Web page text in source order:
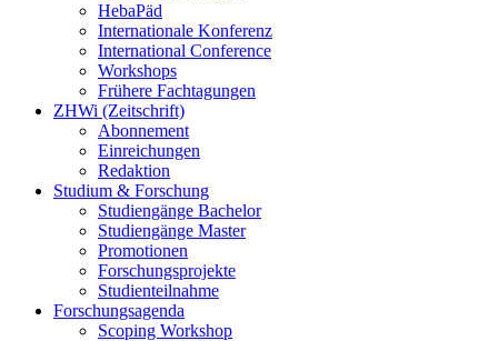
HebaPäd
Internationale Konferenz
International Conference
Workshops
Frühere Fachtagungen
ZHWi (Zeitschrift)
Abonnement
Einreichungen
Redaktion
Studium & Forschung
Studiengänge Bachelor
Studiengänge Master
Promotionen
Forschungsprojekte
Studienteilnahme
Forschungsagenda
Scoping Workshop